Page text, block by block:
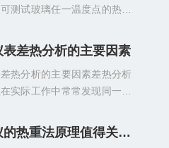
测量的试样若在升温过程中
通过对不同物质的测量，对
差示扫描量热仪主要由加热
等组成。由于测试方法的不
热仪分为热流型、功率补偿
测试玻璃任一温度点的热膨
利用热膨胀仪测试通过计算
收缩率，并且对于不同组成
胀系数是不同的。因此，对
璃，可以通过热膨胀分析仪
的玻璃。此外，对于相同组
差热分析的主要因素
热分析的主要因素差热分析
实际工作中常常发现同一试
到的差热曲线结果有差异。
形状、面积和峰值大小都会
热重分析仪的热重法原理值得关注！